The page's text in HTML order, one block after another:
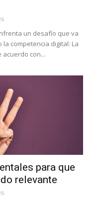
un desafío que va
competencia digital: La
con...
para que
relevante